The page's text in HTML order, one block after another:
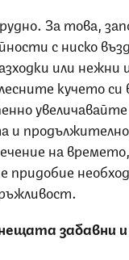
За това,
с ниско
или нежни
кучето си
увеличавайте
и
на
придобие
забавни